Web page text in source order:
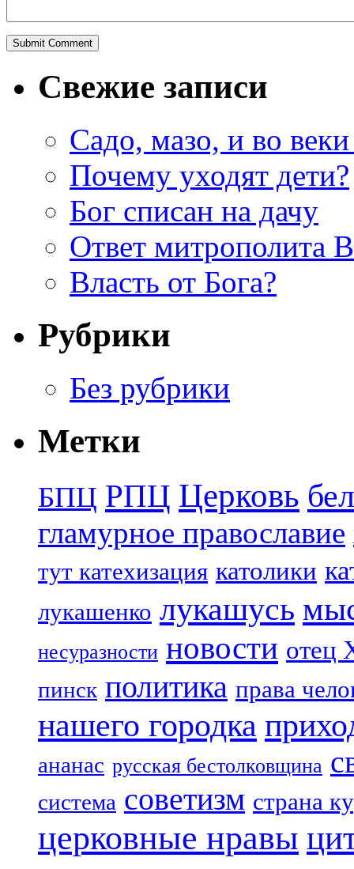
Свежие записи
Садо, мазо, и во веки
Почему уходят дети?
Бог списан на дачу
Ответ митрополита
Власть от Бога?
Рубрики
Без рубрики
Метки
БПЦ РПЦ Церковь
гламурное православие
тут катехизация католики
лукашенко лукашусь
несуразности новости отец
пинск политика права
нашего городка
ананас русская бестолковщина
система советизм страна
церковные нравы